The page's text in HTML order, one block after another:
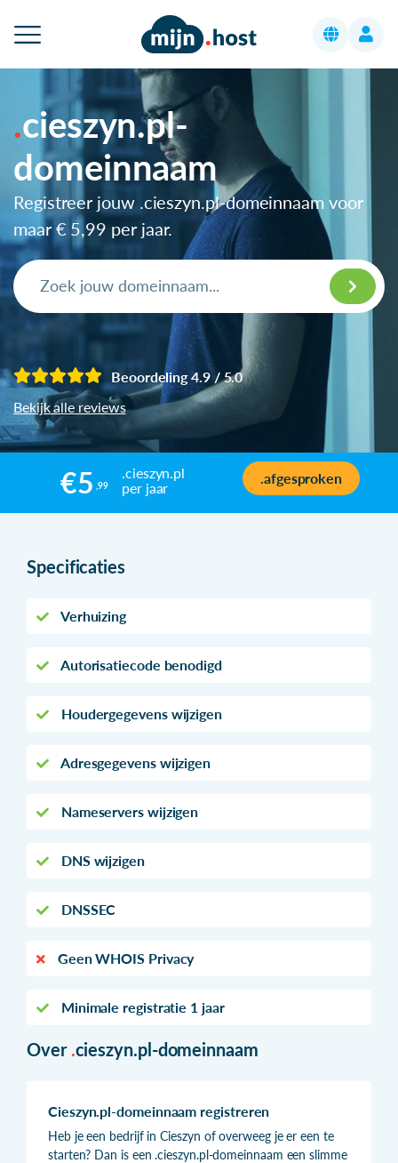
cieszyn.pl-
domeinnaam
Registreer jouw .cieszyn.pl-domeinnaam voor
maar € 5,99 per jaar.
Beoordeling 4.9 / 5.0
Bekijk alle reviews
€5 ,99
.cieszyn.pl
per jaar
.afgesproken
Specificaties
Verhuizing
Autorisatiecode benodigd
Houdergegevens wijzigen
Adresgegevens wijzigen
Nameservers wijzigen
DNS wijzigen
DNSSEC
Geen WHOIS Privacy
Minimale registratie 1 jaar
Over .cieszyn.pl-domeinnaam
Cieszyn.pl-domeinnaam registreren
Heb je een bedrijf in Cieszyn of overweeg je er een te
starten? Dan is een .cieszyn.pl-domeinnaam een slimme